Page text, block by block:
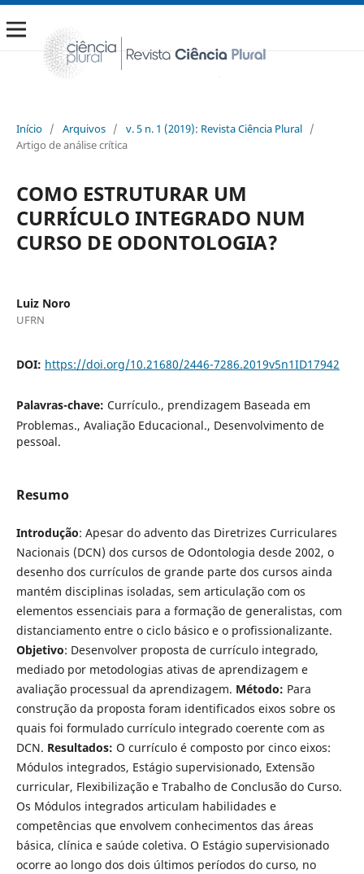
Início / Arquivos / v. 5 n. 1 (2019): Revista Ciência Plural /
Artigo de análise crítica
COMO ESTRUTURAR UM
CURRÍCULO INTEGRADO NUM
CURSO DE ODONTOLOGIA?
Luiz Noro
UFRN
DOI: https://doi.org/10.21680/2446-7286.2019v5n1ID17942
Palavras-chave: Currículo., prendizagem Baseada em
Problemas., Avaliação Educacional., Desenvolvimento de
pessoal.
Resumo
Introdução: Apesar do advento das Diretrizes Curriculares
Nacionais (DCN) dos cursos de Odontologia desde 2002, o
desenho dos currículos de grande parte dos cursos ainda
mantém disciplinas isoladas, sem articulação com os
elementos essenciais para a formação de generalistas, com
distanciamento entre o ciclo básico e o profissionalizante.
Objetivo: Desenvolver proposta de currículo integrado,
mediado por metodologias ativas de aprendizagem e
avaliação processual da aprendizagem. Método: Para
construção da proposta foram identificados eixos sobre os
quais foi formulado currículo integrado coerente com as
DCN. Resultados: O currículo é composto por cinco eixos:
Módulos integrados, Estágio supervisionado, Extensão
curricular, Flexibilização e Trabalho de Conclusão do Curso.
Os Módulos integrados articulam habilidades e
competências que envolvem conhecimentos das áreas
básica, clínica e saúde coletiva. O Estágio supervisionado
ocorre ao longo dos dois últimos períodos do curso, no